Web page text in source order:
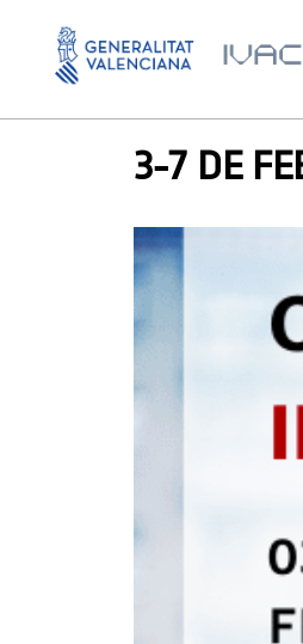
AGENDA
3-7 DE